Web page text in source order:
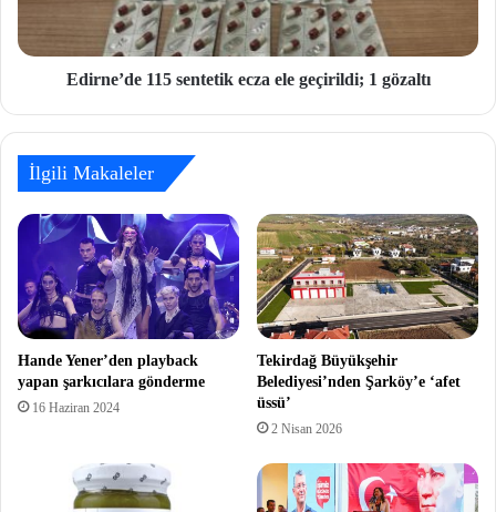
Edirne’de 115 sentetik ecza ele geçirildi; 1 gözaltı
İlgili Makaleler
Hande Yener’den playback
yapan şarkıcılara gönderme
16 Haziran 2024
Tekirdağ Büyükşehir
Belediyesi’nden Şarköy’e ‘afet
üssü’
2 Nisan 2026